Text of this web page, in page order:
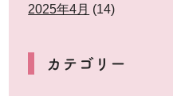
2025年4月 (14)
カテゴリー